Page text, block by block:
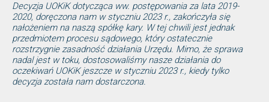
Decyzja UOKiK dotycząca ww. postępowania za lata 2019-
2020, doręczona nam w styczniu 2023 r., zakończyła się
nałożeniem na naszą spółkę kary. W tej chwili jest jednak
przedmiotem procesu sądowego, który ostatecznie
rozstrzygnie zasadność działania Urzędu. Mimo, że sprawa
nadal jest w toku, dostosowaliśmy nasze działania do
oczekiwań UOKiK jeszcze w styczniu 2023 r., kiedy tylko
decyzja została nam dostarczona.